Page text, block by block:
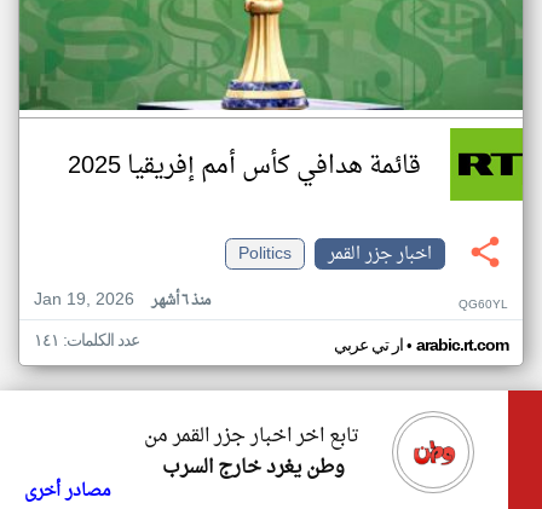
قائمة هدافي كأس أمم إفريقيا 2025
اخبار جزر القمر
Politics
Jan 19, 2026
منذ ٦ أشهر QG60YL
ار تي عربي• arabic.rt.com عدد الكلمات: ١٤١
تابع اخر اخبار جزر القمر من
وطن يغرد خارج السرب
مصادر أخرى